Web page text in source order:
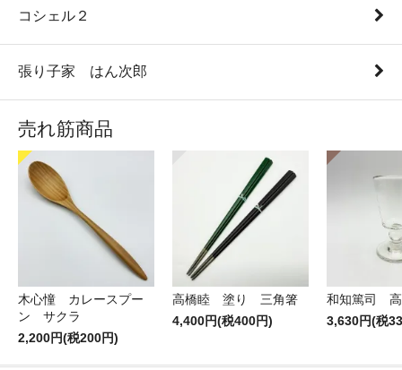
コシェル２
張り子家 はん次郎
売れ筋商品
木心憧 カレースプー
ン サクラ
2,200円(税200円)
高橋睦 塗り 三角箸
4,400円(税400円)
和知篤司
3,630円(税